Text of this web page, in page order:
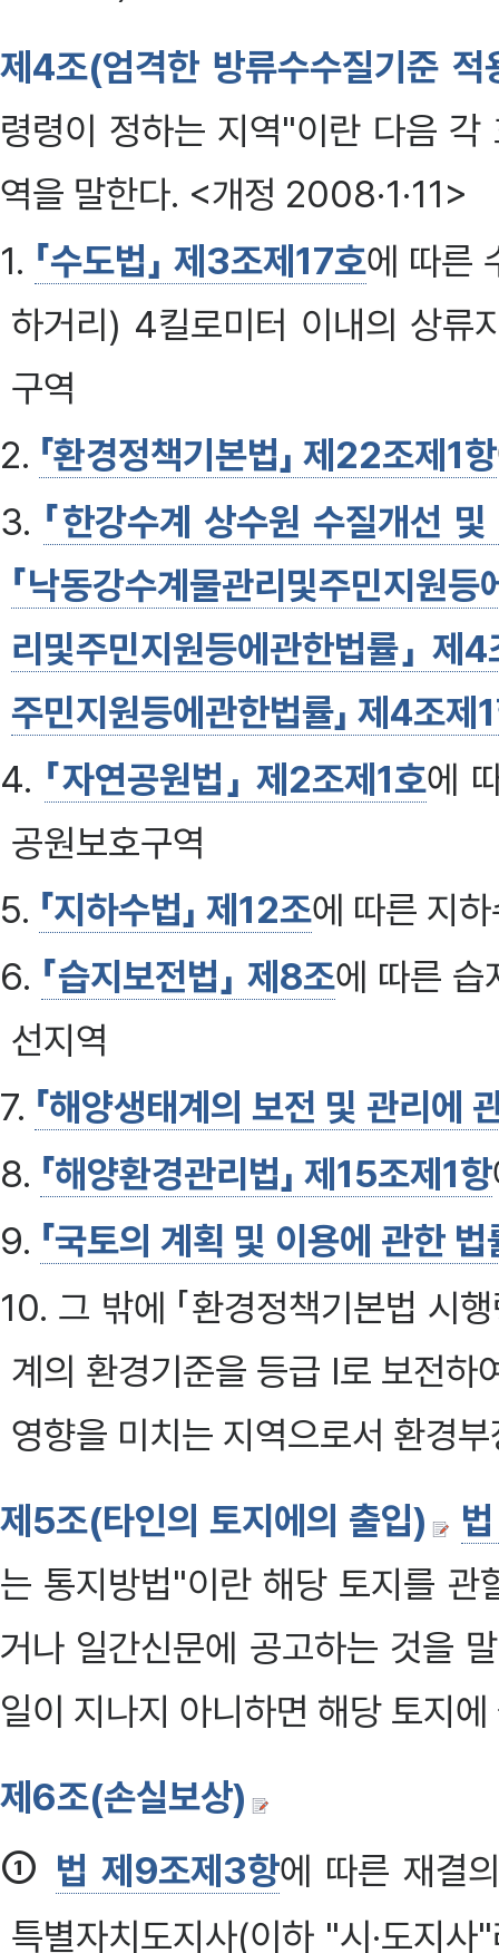
제4조(엄격한 방류수수질기준 적
령령이 정하는 지역"이란 다음
역을 말한다. <개정 2008·1·11>
1. 「수도법」 제3조제17호에 따른
하거리) 4킬로미터 이내의 상류
구역
2. 「환경정책기본법」 제22조제1항
3. 「한강수계 상수원 수질개선
「낙동강수계물관리및주민지원
리및주민지원등에관한법률」 제
주민지원등에관한법률」 제4조제
4. 「자연공원법」 제2조제1호에
공원보호구역
5. 「지하수법」 제12조에 따른 지
6. 「습지보전법」 제8조에 따른 습
선지역
7. 「해양생태계의 보전 및 관리에
8. 「해양환경관리법」 제15조제1항
9. 「국토의 계획 및 이용에 관한
10. 그 밖에 「환경정책기본법 시
계의 환경기준을 등급 I로 보전하
영향을 미치는 지역으로서 환경
제5조(타인의 토지에의 출입)
는 통지방법"이란 해당 토지를 관
거나 일간신문에 공고하는 것을
일이 지나지 아니하면 해당 토지
제6조(손실보상)
① 법 제9조제3항에 따른 재결
특별자치도지사(이하 "시·도지